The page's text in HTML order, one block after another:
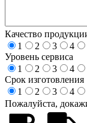
Качество
1
2 3 4
Уровень сервиса
1
2 3 4
Срок изготовления
1
2 3 4
Пожалуйста,